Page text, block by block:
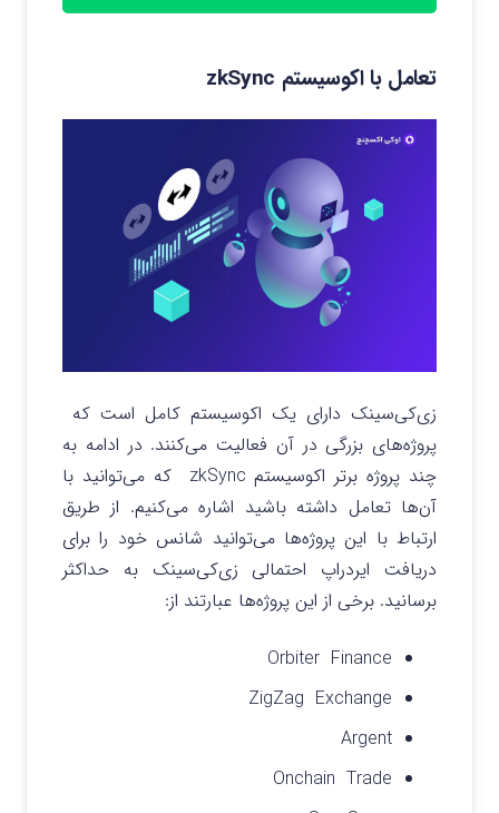
تعامل با اکوسیستم zkSync
زی‌کی‌سینک دارای یک اکوسیستم کامل است که
پروژه‌های بزرگی در آن فعالیت می‌کنند. در ادامه به
چند پروژه برتر اکوسیستم zkSync که می‌توانید با
آن‌ها تعامل داشته باشید اشاره می‌کنیم. از طریق
ارتباط با این پروژ‌ه‌ها می‌توانید شانس خود را برای
دریافت ایردراپ احتمالی زی‌کی‌سینک به حداکثر
برسانید. برخی از این پروژه‌ها عبارتند از:
Orbiter Finance
ZigZag Exchange
Argent
Onchain Trade